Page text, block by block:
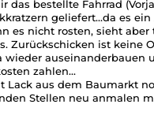
das bestellte Fahrrad
geliefert…da es
es nicht rosten, sieht aber
Zurückschicken ist keine
wieder auseinanderbauen
zahlen...
Lack aus dem Baumarkt
Stellen neu anmalen